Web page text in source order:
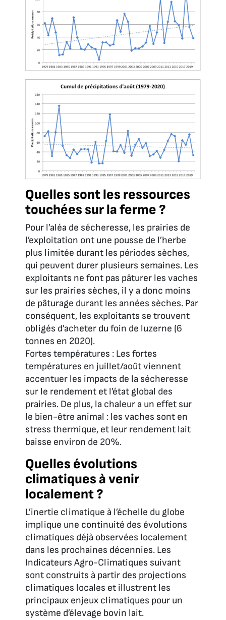
Quelles sont les ressources
touchées sur la ferme ?
Pour l’aléa de sécheresse, les prairies de
l’exploitation ont une pousse de l’herbe
plus limitée durant les périodes sèches,
qui peuvent durer plusieurs semaines. Les
exploitants ne font pas pâturer les vaches
sur les prairies sèches, il y a donc moins
de pâturage durant les années sèches. Par
conséquent, les exploitants se trouvent
obligés d’acheter du foin de luzerne (6
tonnes en 2020).
Fortes températures : Les fortes
températures en juillet/août viennent
accentuer les impacts de la sécheresse
sur le rendement et l’état global des
prairies. De plus, la chaleur a un effet sur
le bien-être animal : les vaches sont en
stress thermique, et leur rendement lait
baisse environ de 20%.
Quelles évolutions
climatiques à venir
localement ?
L’inertie climatique à l’échelle du globe
implique une continuité des évolutions
climatiques déjà observées localement
dans les prochaines décennies. Les
Indicateurs Agro-Climatiques suivant
sont construits à partir des projections
climatiques locales et illustrent les
principaux enjeux climatiques pour un
système d’élevage bovin lait.